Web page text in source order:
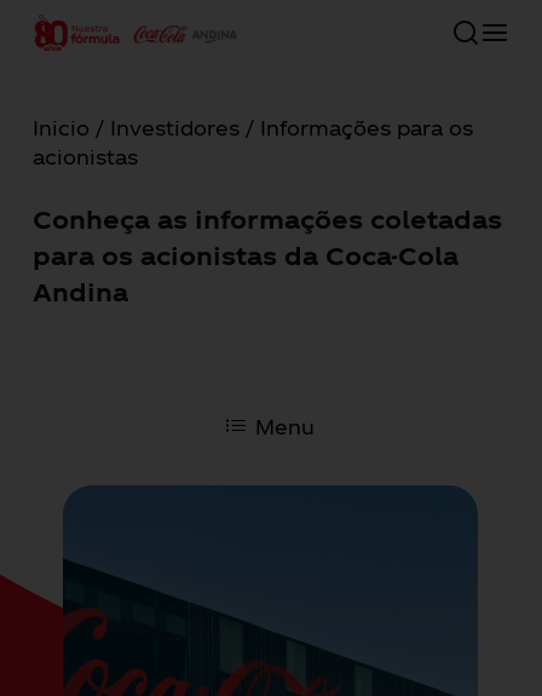
Skip
80 años
Nossa companhia
Notícias
Inicio / Investidores/ Informações para os
acionistas
Conheça as informações coletadas
para os acionistas da Coca-Cola
Andina
Menu